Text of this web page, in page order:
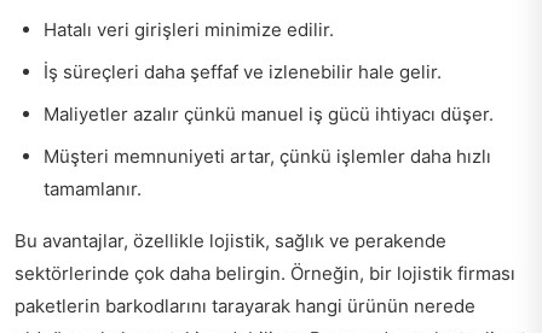
Hatalı veri girişleri minimize edilir.
İş süreçleri daha şeffaf ve izlenebilir hale gelir.
Maliyetler azalır çünkü manuel iş gücü ihtiyacı düşer.
Müşteri memnuniyeti artar, çünkü işlemler daha hızlı
tamamlanır.
Bu avantajlar, özellikle lojistik, sağlık ve perakende
sektörlerinde çok daha belirgin. Örneğin, bir lojistik firması
paketlerin barkodlarını tarayarak hangi ürünün nerede